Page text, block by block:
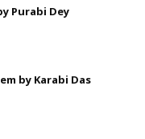
Purabi Dey
by Karabi Das